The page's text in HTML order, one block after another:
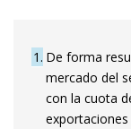
1 De forma
mercado del
con la cuota